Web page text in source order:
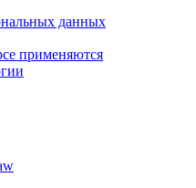
данных
применяются